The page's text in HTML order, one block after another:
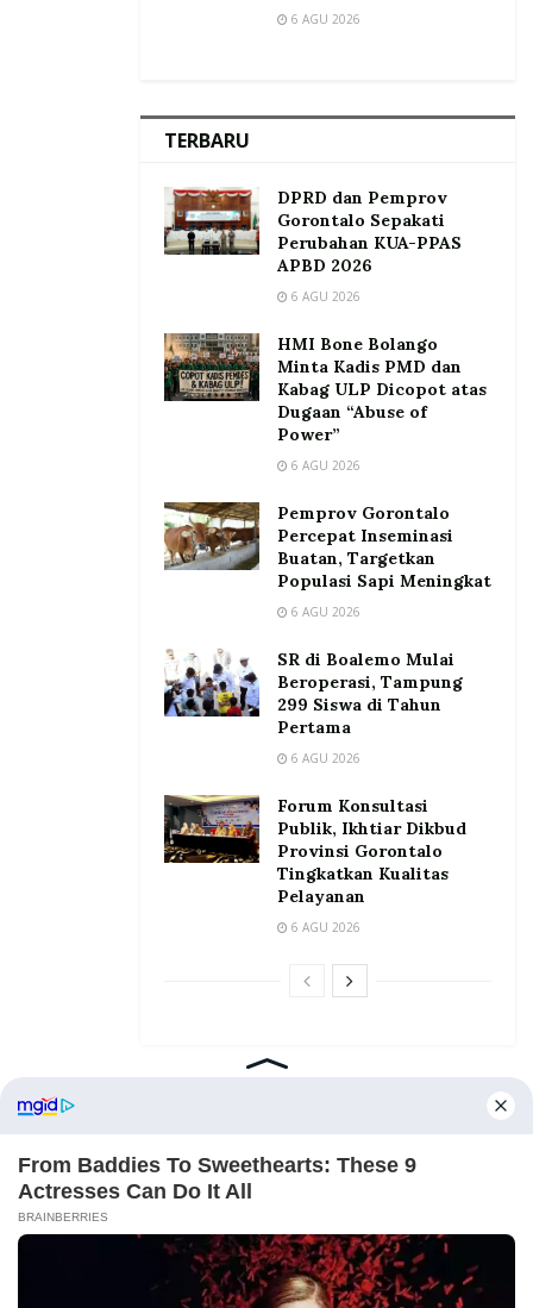
6 AGU 2026
TERBARU
DPRD dan Pemprov
Gorontalo Sepakati
Perubahan KUA-PPAS
APBD 2026
6 AGU 2026
HMI Bone Bolango
Minta Kadis PMD dan
Kabag ULP Dicopot atas
Dugaan “Abuse of
Power”
6 AGU 2026
Pemprov Gorontalo
Percepat Inseminasi
Buatan, Targetkan
Populasi Sapi Meningkat
6 AGU 2026
SR di Boalemo Mulai
Beroperasi, Tampung
299 Siswa di Tahun
Pertama
6 AGU 2026
Forum Konsultasi
Publik, Ikhtiar Dikbud
Provinsi Gorontalo
Tingkatkan Kualitas
Pelayanan
6 AGU 2026
Home Tentang Kontak Redaksi Pedoman Media Siber
©2026 Prosesnews.id. All Rights Reserved.